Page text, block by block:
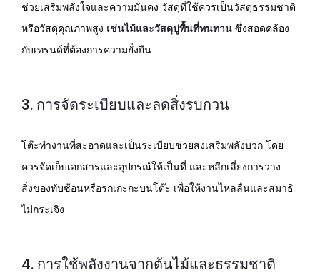
ช่วยเสริมพลังใจและความมั่นคง วัสดุที่ใช้ควรเป็นวัสดุธรรมชาติ
หรือวัสดุคุณภาพสูง เช่นไม้และวัสดุปูพื้นที่ทนทาน ซึ่งสอดคล้อง
กับเทรนด์ที่ต้องการความยั่งยืน
3. การจัดระเบียบและลดสิ่งรบกวน
โต๊ะทำงานที่สะอาดและเป็นระเบียบช่วยส่งเสริมพลังบวก โดย
ควรจัดเก็บเอกสารและอุปกรณ์ให้เป็นที่ และหลีกเลี่ยงการวาง
สิ่งของทับซ้อนหรือรกเกะกะบนโต๊ะ เพื่อให้งานไหลลื่นและสมาธิ
ไม่กระเจิง
4. การใช้พลังงานจากต้นไม้และธรรมชาติ